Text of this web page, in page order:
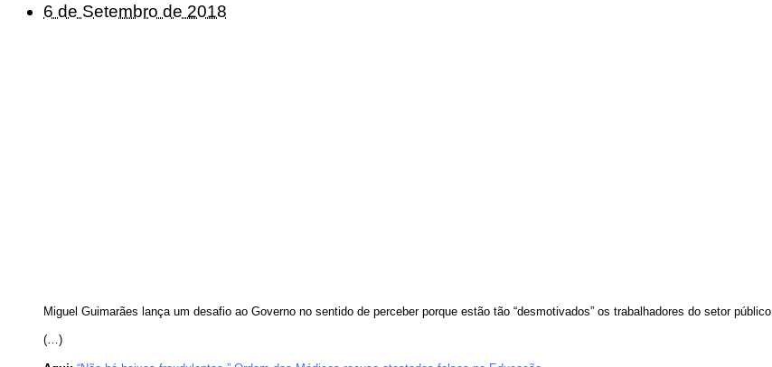
6 de Setembro de 2018
Miguel Guimarães lança um desafio ao Governo no sentido de perceber porque estão tão “desmotivados” os trabalhadores do setor público.
(…)